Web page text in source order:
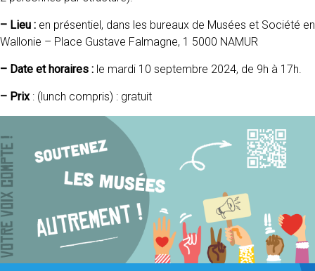
– Lieu : en présentiel, dans les bureaux de Musées et Société en
Wallonie – Place Gustave Falmagne, 1 5000 NAMUR
– Date et horaires : le mardi 10 septembre 2024, de 9h à 17h.
– Prix : (lunch compris) : gratuit